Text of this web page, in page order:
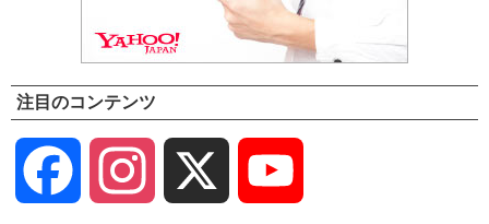
注目のコンテンツ
Facebook Instagram